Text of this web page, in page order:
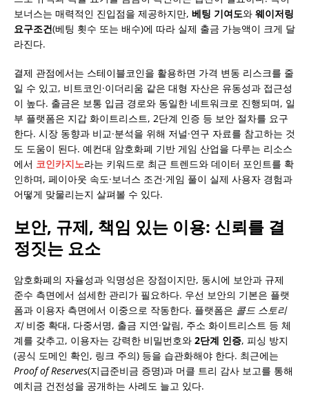
보너스는 매력적인 진입점을 제공하지만, 베팅 기여도와 웨이저링
요구조건(베팅 횟수 또는 배수)에 따라 실제 출금 가능액이 크게 달
라진다.
결제 관점에서는 스테이블코인을 활용하면 가격 변동 리스크를 줄
일 수 있고, 비트코인·이더리움 같은 대형 자산은 유동성과 접근성
이 높다. 출금은 보통 입금 경로와 동일한 네트워크로 진행되며, 일
부 플랫폼은 지갑 화이트리스트, 2단계 인증 등 보안 절차를 요구
한다. 시장 동향과 비교·분석을 위해 저널·연구 자료를 참고하는 것
도 도움이 된다. 예컨대 암호화폐 기반 게임 산업을 다루는 리소스
에서 코인카지노라는 키워드로 최근 트렌드와 데이터 포인트를 확
인하며, 페이아웃 속도·보너스 조건·게임 풀이 실제 사용자 경험과
어떻게 맞물리는지 살펴볼 수 있다.
보안, 규제, 책임 있는 이용: 신뢰를 결
정짓는 요소
암호화폐의 자율성과 익명성은 장점이지만, 동시에 보안과 규제
준수 측면에서 섬세한 관리가 필요하다. 우선 보안의 기본은 플랫
폼과 이용자 측면에서 이중으로 작동한다. 플랫폼은 콜드 스토리
지비중 확대, 다중서명, 출금 지연·알림, 주소 화이트리스트 등 체
계를 갖추고, 이용자는 강력한 비밀번호와 2단계 인증, 피싱 방지
(공식 도메인 확인, 링크 주의) 등을 습관화해야 한다. 최근에는
Proof of Reserves(지급준비금 증명)과 머클 트리 감사 보고를 통해
예치금 건전성을 공개하는 사례도 늘고 있다.